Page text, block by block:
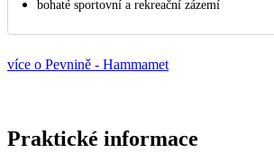
bohaté sportovní a rekreační zázemí
více o Pevnině - Hammamet
Praktické informace